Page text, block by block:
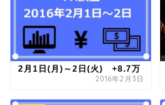
2月1日(月)～2日(火) +8.7万
2016年2月3日